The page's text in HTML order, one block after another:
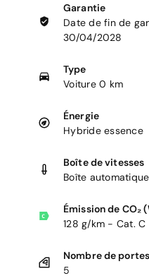
Garantie
Date de fin de
30/04/2028
Type
Voiture 0 km
Énergie
Hybride essence
Boîte de vitesses
Boîte
Émission de CO₂
128 g/km - Cat. C
Nombre de portes
5